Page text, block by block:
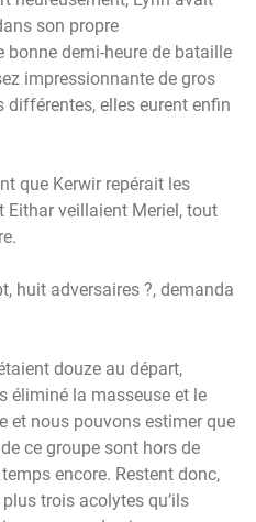
son propre
demi-heure de bataille
impressionnante de gros
elles eurent enfin
que Kerwir repérait les
Eithar veillaient Meriel, tout
huit adversaires ?, demanda
douze au départ,
éliminé la masseuse et le
et nous pouvons estimer que
ce groupe sont hors de
encore. Restent donc,
trois acolytes qu’ils